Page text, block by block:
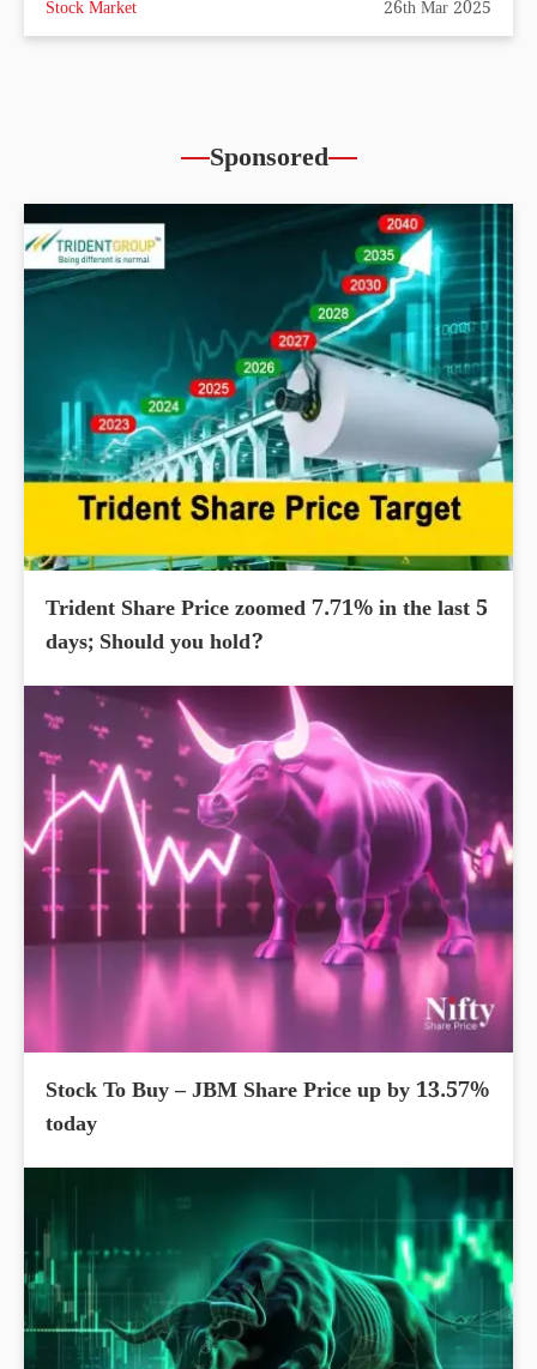
Stock Market 26th Mar 2025
Sponsored
Trident Share Price zoomed 7.71% in the last 5
days; Should you hold?
Stock To Buy – JBM Share Price up by 13.57%
today